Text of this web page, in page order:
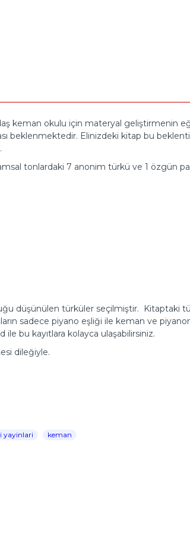
keman okulu için materyal geliştirmenin
beklenmektedir. Elinizdeki kitap bu
tonlardaki 7 anonim türkü ve 1 özgün
düşünülen türküler seçilmiştir. Kitaptaki
sadece piyano eşliği ile keman ve
ile bu kayıtlara kolayca ulaşabilirsiniz.
dileğiyle.
yayinlari keman